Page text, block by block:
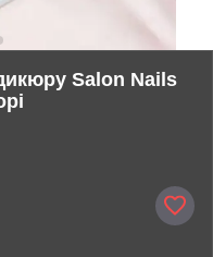
Salon Nails